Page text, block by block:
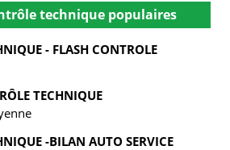
technique populaires
- FLASH CONTROLE
TECHNIQUE
-BILAN AUTO SERVICE